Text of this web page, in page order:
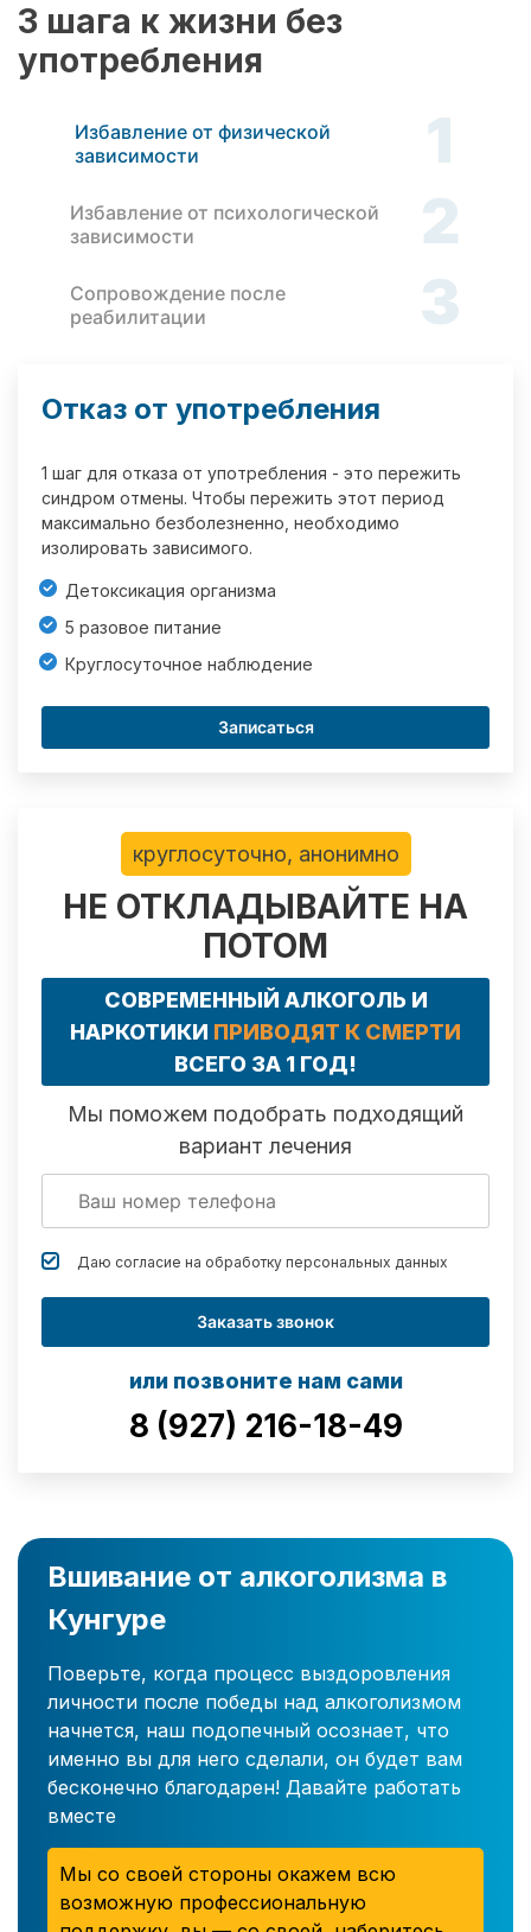
3 шага к жизни без
употребления
Избавление от физической
зависимости
1
Избавление от психологической
зависимости
2
Сопровождение после
реабилитации
3
Отказ от употребления
1 шаг для отказа от употребления - это пережить
синдром отмены. Чтобы пережить этот период
максимально безболезненно, необходимо
изолировать зависимого.
Детоксикация организма
5 разовое питание
Круглосуточное наблюдение
Записаться
круглосуточно, анонимно
НЕ ОТКЛАДЫВАЙТЕ НА
ПОТОМ
СОВРЕМЕННЫЙ АЛКОГОЛЬ И
НАРКОТИКИ ПРИВОДЯТ К СМЕРТИ
ВСЕГО ЗА 1 ГОД!
Мы поможем подобрать подходящий
вариант лечения
Даю согласие на обработку персональных данных
Заказать звонок
или позвоните нам сами
8 (927) 216-18-49
Вшивание от алкоголизма в
Кунгуре
Поверьте, когда процесс выздоровления
личности после победы над алкоголизмом
начнется, наш подопечный осознает, что
именно вы для него сделали, он будет вам
бесконечно благодарен! Давайте работать
вместе
Мы со своей стороны окажем всю
возможную профессиональную